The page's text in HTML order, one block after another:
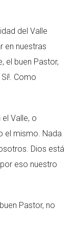
del Valle
en nuestras
el buen Pastor,
Como
Valle, o
el mismo. Nada
Dios está
eso nuestro
Pastor, no